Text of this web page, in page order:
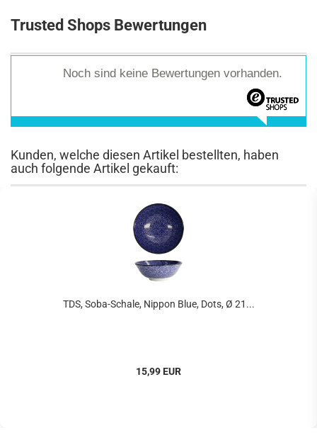
Trusted Shops Bewertungen
Noch sind keine Bewertungen vorhanden.
Kunden, welche diesen Artikel bestellten, haben
auch folgende Artikel gekauft:
TDS, Soba-Schale, Nippon Blue, Dots, Ø 21...
15,99 EUR